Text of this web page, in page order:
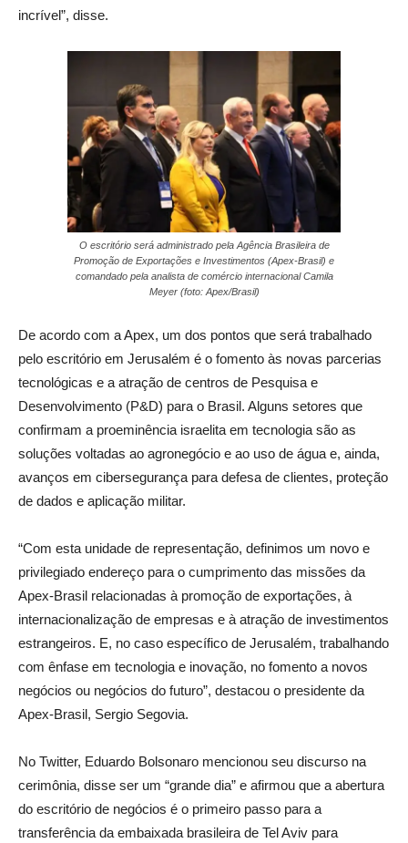
incrível”, disse.
O escritório será administrado pela Agência Brasileira de
Promoção de Exportações e Investimentos (Apex-Brasil) e
comandado pela analista de comércio internacional Camila
Meyer (foto: Apex/Brasil)
De acordo com a Apex, um dos pontos que será trabalhado
pelo escritório em Jerusalém é o fomento às novas parcerias
tecnológicas e a atração de centros de Pesquisa e
Desenvolvimento (P&D) para o Brasil. Alguns setores que
confirmam a proeminência israelita em tecnologia são as
soluções voltadas ao agronegócio e ao uso de água e, ainda,
avanços em cibersegurança para defesa de clientes, proteção
de dados e aplicação militar.
“Com esta unidade de representação, definimos um novo e
privilegiado endereço para o cumprimento das missões da
Apex-Brasil relacionadas à promoção de exportações, à
internacionalização de empresas e à atração de investimentos
estrangeiros. E, no caso específico de Jerusalém, trabalhando
com ênfase em tecnologia e inovação, no fomento a novos
negócios ou negócios do futuro”, destacou o presidente da
Apex-Brasil, Sergio Segovia.
No Twitter, Eduardo Bolsonaro mencionou seu discurso na
cerimônia, disse ser um “grande dia” e afirmou que a abertura
do escritório de negócios é o primeiro passo para a
transferência da embaixada brasileira de Tel Aviv para